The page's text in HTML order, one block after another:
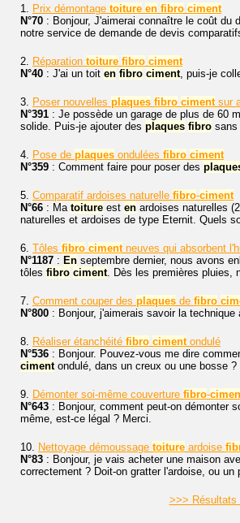
1. Prix démontage toiture en fibro ciment
N°70 : Bonjour, J'aimerai connaître le coût du
notre service de demande de devis
2. Réparation toiture fibro ciment
N°40 : J'ai un toit en fibro ciment, puis-je
3. Poser nouvelles plaques fibro cimentsur
N°391 : Je possède un garage de plus de 60
solide. Puis-je ajouter des plaques fibro sans
4. Pose de plaques ondulées fibro ciment
N°359 : Comment faire pour poser des
5. Comparatif ardoises naturelle fibro-ciment
N°66 : Ma toiture est en ardoises naturelles
naturelles et ardoises de type Eternit. Quels
6. Tôles fibro cimentneuves qui absorbent
N°1187 : En septembre dernier, nous avons
tôles fibro ciment. Dès les premières pluies,
7. Comment couper des plaques de fibro
N°800 : Bonjour, j'aimerais savoir la
8. Réaliser étanchéité fibro cimentondulé
N°536 : Bonjour. Pouvez-vous me dire
cimentondulé, dans un creux ou une bosse
9. Démonter soi-même couverture fibro-
N°643 : Bonjour, comment peut-on démonter
même, est-ce légal ? Merci.
10. Nettoyage démoussage toiture ardoise
N°83 : Bonjour, je vais acheter une maison
correctement ? Doit-on gratter l'ardoise, ou
>>> Résultats